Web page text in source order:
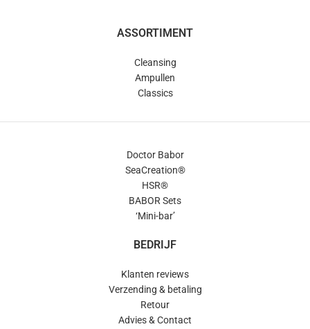
ASSORTIMENT
Cleansing
Ampullen
Classics
Doctor Babor
SeaCreation®
HSR®
BABOR Sets
‘Mini-bar’
BEDRIJF
Klanten reviews
Verzending & betaling
Retour
Advies & Contact